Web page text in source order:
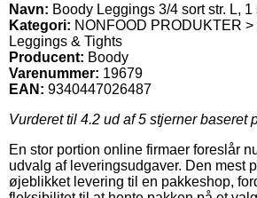
Navn: Boody Leggings 3/4 sort str. L, 1
Kategori: NONFOOD PRODUKTER
Leggings & Tights
Producent: Boody
Varenummer: 19679
EAN: 9340447026487
Vurderet til 4.2 ud af 5 stjerner baseret
En stor portion online firmaer foreslår
udvalg af leveringsudgaver. Den mest
øjeblikket levering til en pakkeshop,